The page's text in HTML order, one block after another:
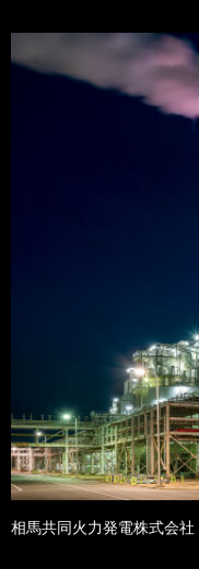
相馬共同火力発電株式会